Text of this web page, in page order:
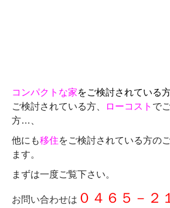
コンパクトな家をご検討されている方
ご検討されている方、
ローコスト で
方…、
他にも移住をご検討されている方の
ます。
まずは一度ご覧下さい。
お問い合わせは ０４６５－２